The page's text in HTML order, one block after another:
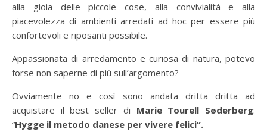
alla gioia delle piccole cose, alla convivialitá e alla
piacevolezza di ambienti arredati ad hoc per essere più
confortevoli e riposanti possibile.
Appassionata di arredamento e curiosa di natura, potevo
forse non saperne di più sull’argomento?
Ovviamente no e così sono andata dritta dritta ad
acquistare il best seller di Marie Tourell Søderberg:
“Hygge il metodo danese per vivere felici”.